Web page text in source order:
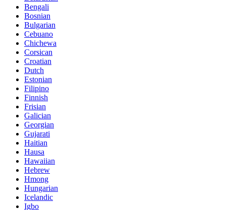
Bengali
Bosnian
Bulgarian
Cebuano
Chichewa
Corsican
Croatian
Dutch
Estonian
Filipino
Finnish
Frisian
Galician
Georgian
Gujarati
Haitian
Hausa
Hawaiian
Hebrew
Hmong
Hungarian
Icelandic
Igbo